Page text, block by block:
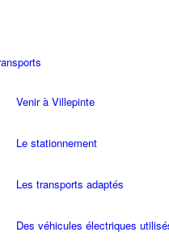
Venir à Villepinte
Le stationnement
Les transports adaptés
Des véhicules électriques